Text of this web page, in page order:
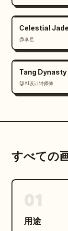
Celestial
@李岳
Tang
@AI设计钟师傅
すべての
用途